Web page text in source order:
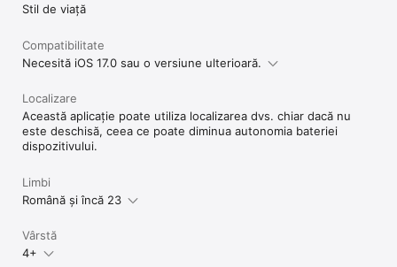
Obțineți ajutor
și rezolvați probleme cu ajutorul ghidului nostru de depanare.
înaintea altora.
Rețineți că unele aparate Dyson necesită o conexiune Wi-Fi de
2,4 GHz. Verificați cerințele specifice de conectare pe site-ul
cea mai recentă versiune, ne puteți contacta direct la
askdyson@dyson.com.ro.
funcție de țară și produs.
Stil de viață
Compatibilitate
Necesită iOS 17.0 sau o versiune ulterioară.
Localizare
Această aplicație poate utiliza localizarea dvs. chiar dacă nu
este deschisă, ceea ce poate diminua autonomia bateriei
dispozitivului.
Limbi
Română și încă 23
Vârstă
4+